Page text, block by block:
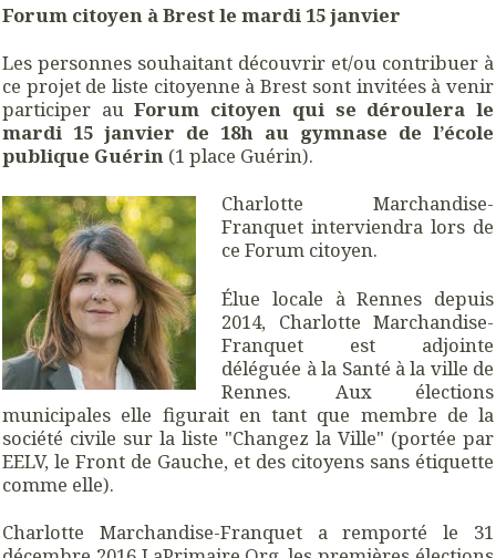
Forum citoyen à Brest le mardi 15 janvier
Les personnes souhaitant découvrir et/ou contribuer à
ce projet de liste citoyenne à Brest sont invitées à venir
participer auForum citoyen qui se déroulera le
mardi 15 janvier de 18h au gymnase de l’école
publique Guérin (1 place Guérin).
Charlotte Marchandise-
Franquet interviendra lors de
ce Forum citoyen.
Élue locale à Rennes depuis
2014, Charlotte Marchandise-
Franquet est adjointe
déléguée à la Santé à la ville de
Rennes. Aux élections
municipales elle figurait en tant que membre de la
société civile sur la liste "Changez la Ville" (portée par
EELV, le Front de Gauche, et des citoyens sans étiquette
comme elle).
Charlotte Marchandise-Franquet a remporté le 31